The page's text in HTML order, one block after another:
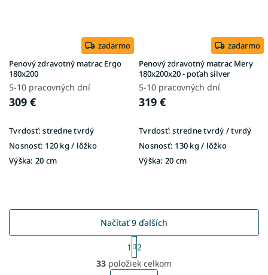
zadarmo
Penový zdravotný matrac Ergo
180x200
5-10 pracovných dní
309 €
Tvrdosť: stredne tvrdý
Nosnosť: 120 kg / lôžko
Výška: 20 cm
zadarmo
Penový zdravotný matrac Mery
180x200x20 - poťah silver
5-10 pracovných dní
319 €
Tvrdosť: stredne tvrdý / tvrdý
Nosnosť: 130 kg / lôžko
Výška: 20 cm
O
v
Načítať 9 ďalších
S
t
r
á
1
2
33 položiek celkom